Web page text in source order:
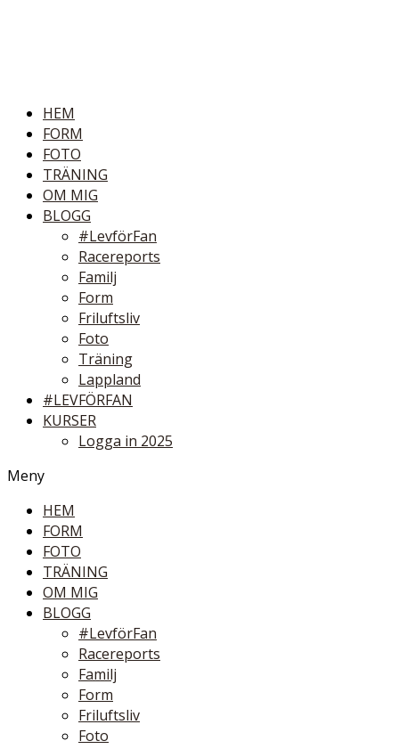
HEM
FORM
FOTO
TRÄNING
OM MIG
BLOGG
#LevförFan
Racereports
Familj
Form
Friluftsliv
Foto
Träning
Lappland
#LEVFÖRFAN
KURSER
Logga in 2025
Meny
HEM
FORM
FOTO
TRÄNING
OM MIG
BLOGG
#LevförFan
Racereports
Familj
Form
Friluftsliv
Foto